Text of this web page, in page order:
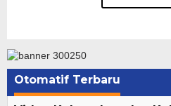
Otomatif Terbaru